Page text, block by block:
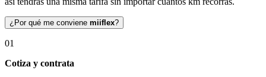
¿Por qué me conviene miiflex?
01
Cotiza y contrata